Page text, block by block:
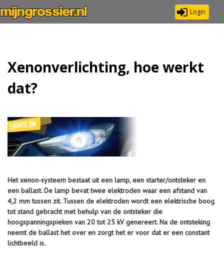
Login
Xenonverlichting, hoe werkt
dat?
Het xenon-systeem bestaat uit een lamp, een starter/ontsteker en
een ballast. De lamp bevat twee elektroden waar een afstand van
4,2 mm tussen zit. Tussen de elektroden wordt een elektrische boog
tot stand gebracht met behulp van de ontsteker die
hoogspanningspieken van 20 tot 25 kV genereert. Na de ontsteking
neemt de ballast het over en zorgt het er voor dat er een constant
lichtbeeld is.